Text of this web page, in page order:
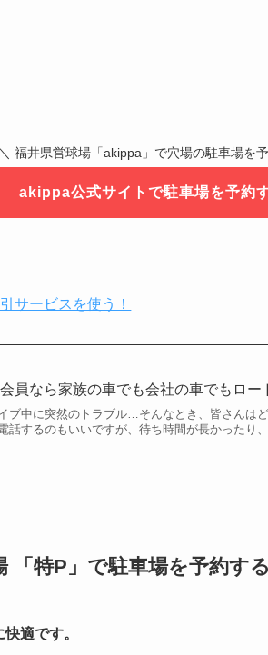
＼ 福井県営球場「akippa」で穴場の駐車場を
akippa公式サイトで駐車場を予約
サービスを使う！
員なら家族の車でも会社の車でもロー
ブ中に突然のトラブル…そんなとき、皆さんは
話するのもいいですが、待ち時間が長かったり
「特P」で駐車場を予約する
適です。